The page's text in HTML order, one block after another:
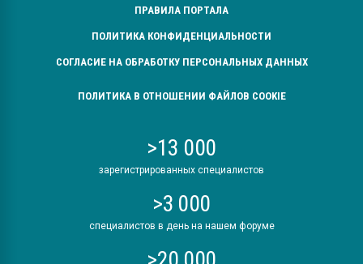
ПРАВИЛА ПОРТАЛА
ПОЛИТИКА КОНФИДЕНЦИАЛЬНОСТИ
СОГЛАСИЕ НА ОБРАБОТКУ ПЕРСОНАЛЬНЫХ ДАННЫХ
ПОЛИТИКА В ОТНОШЕНИИ ФАЙЛОВ COOKIE
>13 000
зарегистрированных специалистов
>3 000
специалистов в день на нашем форуме